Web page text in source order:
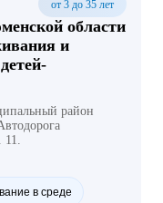
области
и
от 3 до 35 лет
район
в среде